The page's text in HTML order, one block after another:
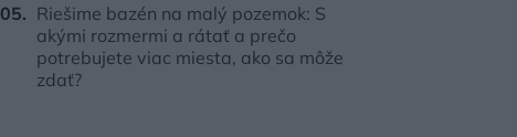
Riešime bazén na malý pozemok: S
akými rozmermi a rátať a prečo
potrebujete viac miesta, ako sa môže
zdať?